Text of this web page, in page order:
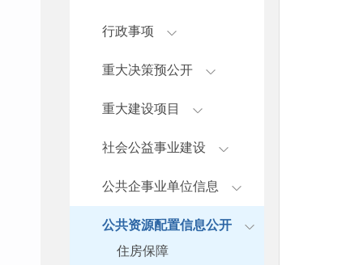
行政事项
重大决策预公开
重大建设项目
社会公益事业建设
公共企事业单位信息
公共资源配置信息公开
住房保障